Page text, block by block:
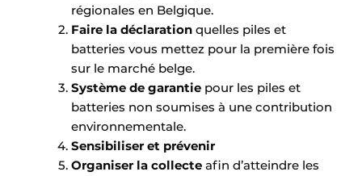
régionales en Belgique.
Faire la déclaration quelles piles et
batteries vous mettez pour la première fois
sur le marché belge.
Système de garantie pour les piles et
batteries non soumises à une contribution
environnementale.
Sensibiliser et prévenir
Organiser la collecte afin d’atteindre les